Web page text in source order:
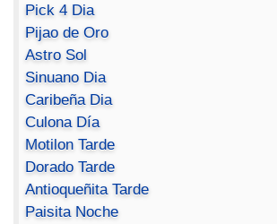
Pick 4 Dia
Pijao de Oro
Astro Sol
Sinuano Dia
Caribeña Dia
Culona Día
Motilon Tarde
Dorado Tarde
Antioqueñita Tarde
Paisita Noche